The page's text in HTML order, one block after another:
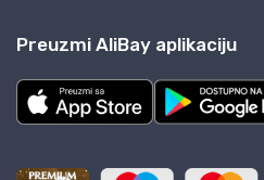
Preuzmi AliBay aplikaciju